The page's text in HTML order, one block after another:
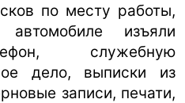
по месту работы,
изъяли
служебную
дело, выписки из
записи, печати,